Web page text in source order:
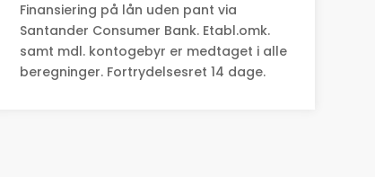
0-100 km/t
Tophastighed
Finansiering på lån uden pant via
Santander Consumer Bank. Etabl.omk.
samt mdl. kontogebyr er medtaget i alle
beregninger. Fortrydelsesret 14 dage.